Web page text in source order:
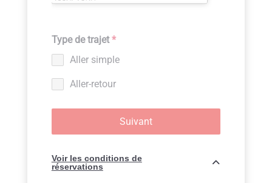
Type de trajet*
Aller simple
Aller-retour
Suivant
Voir les conditions de
réservations